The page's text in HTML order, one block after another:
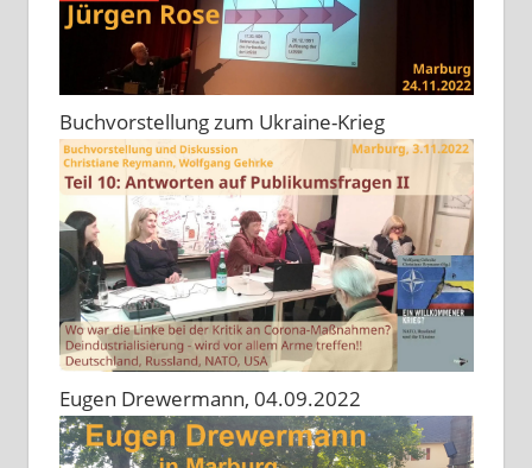
Buchvorstellung zum Ukraine-Krieg
Eugen Drewermann, 04.09.2022